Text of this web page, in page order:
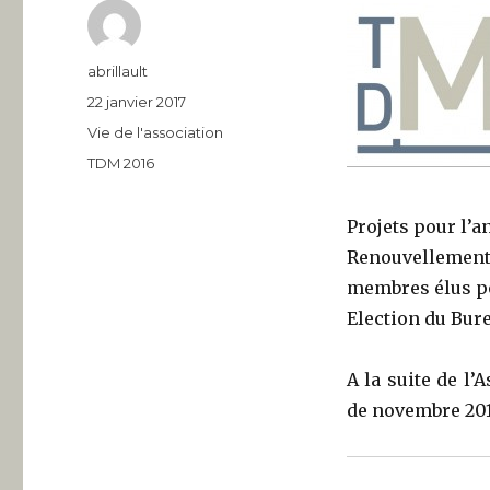
Projets pour
membres élus
Election du
A la suite de
de novembre
Auteur
abrillault
Publié
le
22 janvier 2017
Catégories
Vie de l'association
Étiquettes
TDM 2016